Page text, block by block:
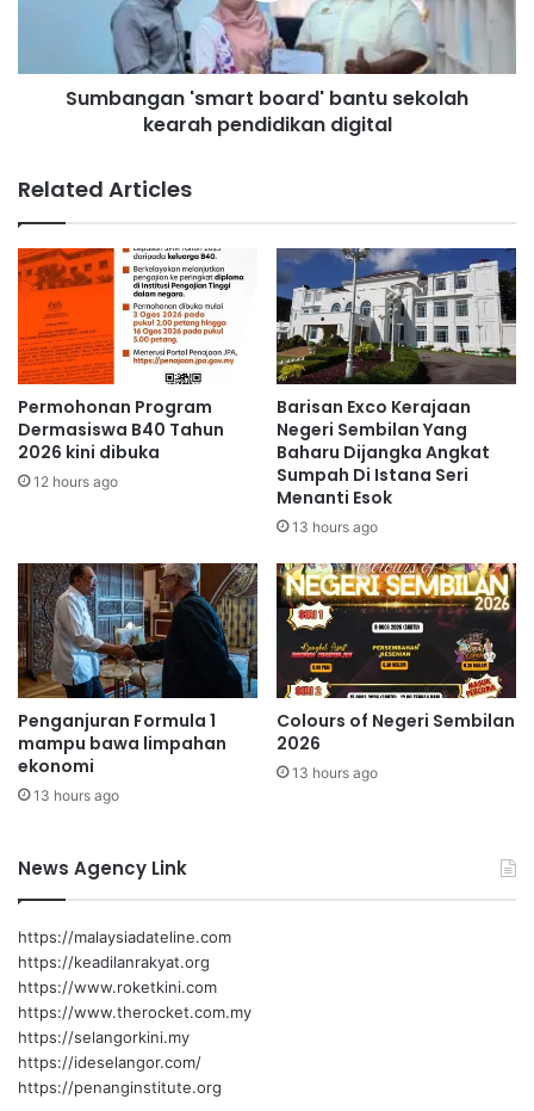
a
d
a
k
a
n
e
g
s
k
e
s
p
i
h
a
k
c
e
m
a
a
n
u
n
g
a
i
n
r
t
b
o
a
d
'
b
a
n
t
k
o
l
a
h
k
e
a
r
a
e
n
i
d
i
k
a
n
d
Sumbangan 'smart board' bantu sekolah
kearah pendidikan digital
Related Articles
Permohonan Program
Dermasiswa B40 Tahun
2026 kini dibuka
12 hours ago
Barisan Exco Kerajaan
Negeri Sembilan Yang
Baharu Dijangka Angkat
Sumpah Di Istana Seri
Menanti Esok
13 hours ago
Penganjuran Formula 1
mampu bawa limpahan
ekonomi
13 hours ago
Colours of Negeri Sembilan
2026
13 hours ago
News Agency Link
https://malaysiadateline.com
https://keadilanrakyat.org
https://www.roketkini.com
https://www.therocket.com.my
https://selangorkini.my
https://ideselangor.com/
https://penanginstitute.org